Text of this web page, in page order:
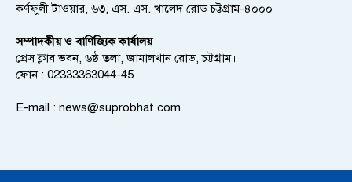
কর্ণফুলী টাওয়ার, ৬৩, এস. এস. খালেদ রোড চট্টগ্রাম-৪০০০
সম্পাদকীয় ও বাণিজ্যিক কার্যালয়
প্রেস ক্লাব ভবন, ৬ষ্ঠ তলা, জামালখান রোড, চট্টগ্রাম।
ফোন : 02333363044-45
E-mail : news@suprobhat.com